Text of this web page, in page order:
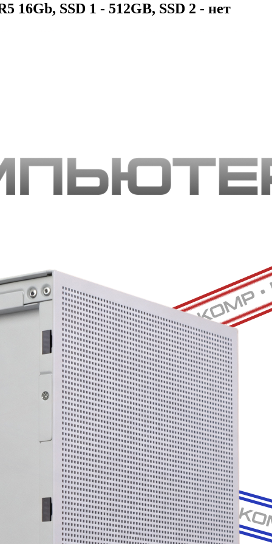
16Gb, SSD 1 - 512GB, SSD 2 - нет